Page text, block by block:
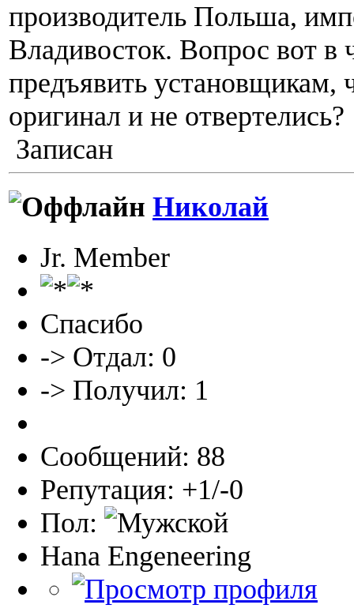
производитель Польша,
Владивосток. Вопрос вот в
предъявить установщикам,
оригинал и не отвертелись?
Записан
Николай
Jr. Member
Спасибо
-> Отдал: 0
-> Получил: 1
Сообщений: 88
Репутация: +1/-0
Пол:
Hana Engeneering